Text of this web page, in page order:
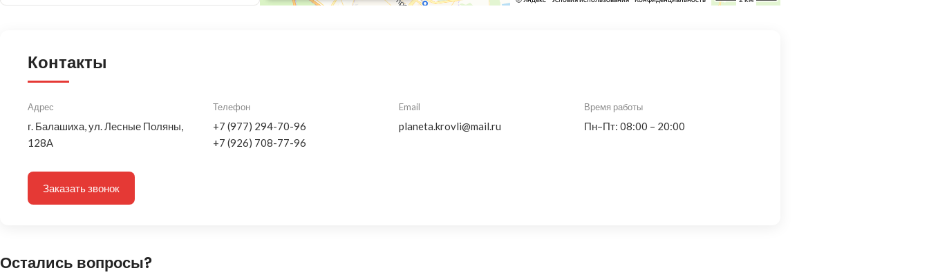
Контакты
Адрес
г. Балашиха, ул. Лесные Поляны,
128А
Телефон
+7 (977) 294-70-96
+7 (926) 708-77-96
Email
planeta.krovli@mail.ru
Время работы
Пн–Пт: 08:00 – 20:00
Заказать звонок
Остались вопросы?